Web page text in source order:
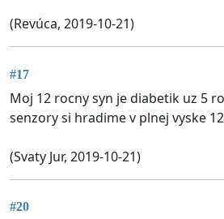
(Revúca, 2019-10-21)
#17
Moj 12 rocny syn je diabetik uz 5
senzory si hradime v plnej vyske
(Svaty Jur, 2019-10-21)
#20